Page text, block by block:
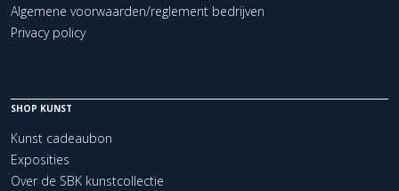
Algemene voorwaarden/reglement bedrijven
Privacy policy
SHOP KUNST
Kunst cadeaubon
Exposities
Over de SBK kunstcollectie